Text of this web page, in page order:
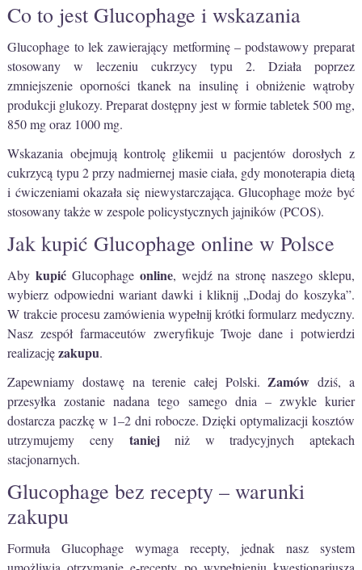
Co to jest Glucophage i wskazania
Glucophage to lek zawierający metforminę – podstawowy preparat
stosowany w leczeniu cukrzycy typu 2. Działa poprzez
zmniejszenie oporności tkanek na insulinę i obniżenie wątroby
produkcji glukozy. Preparat dostępny jest w formie tabletek 500 mg,
850 mg oraz 1000 mg.
Wskazania obejmują kontrolę glikemii u pacjentów dorosłych z
cukrzycą typu 2 przy nadmiernej masie ciała, gdy monoterapia dietą
i ćwiczeniami okazała się niewystarczająca. Glucophage może być
stosowany także w zespole policystycznych jajników (PCOS).
Jak kupić Glucophage online w Polsce
Abykupić Glucophage online, wejdź na stronę naszego sklepu,
wybierz odpowiedni wariant dawki i kliknij „Dodaj do koszyka”.
W trakcie procesu zamówienia wypełnij krótki formularz medyczny.
Nasz zespół farmaceutów zweryfikuje Twoje dane i potwierdzi
realizacjęzakupu.
Zapewniamy dostawę na terenie całej Polski.Zamów dziś, a
przesyłka zostanie nadana tego samego dnia – zwykle kurier
dostarcza paczkę w 1–2 dni robocze. Dzięki optymalizacji kosztów
utrzymujemy ceny taniejniż w tradycyjnych aptekach
stacjonarnych.
Glucophage bez recepty – warunki
zakupu
Formuła Glucophage wymaga recepty, jednak nasz system